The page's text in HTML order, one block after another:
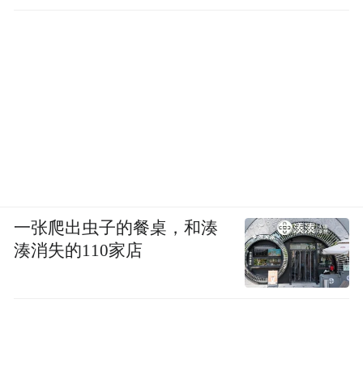
一张爬出虫子的餐桌，和湊
湊消失的110家店